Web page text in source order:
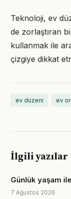
Teknoloji, ev
de zorlaştıran
kullanmak ile
çizgiye dikkat
ev düzeni ev
İlgili yazılar
Günlük yaşam
7 Ağustos 2026